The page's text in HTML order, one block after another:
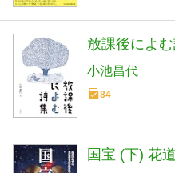
放課後によ
小池昌代
84
国宝 (下) 花